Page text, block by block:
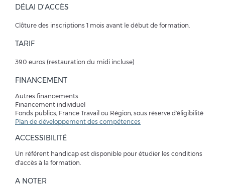
DÉLAI D'ACCÈS
Clôture des inscriptions 1 mois avant le début de formation.
TARIF
390 euros (restauration du midi incluse)
FINANCEMENT
Autres financements
Financement individuel
Fonds publics, France Travail ou Région, sous réserve d'éligibilité
Plan de développement des compétences
ACCESSIBILITÉ
Un référent handicap est disponible pour étudier les conditions
d'accès à la formation.
A NOTER